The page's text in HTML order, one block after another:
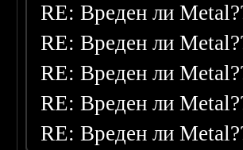
RE: Вреден ли
RE: Вреден ли
RE: Вреден ли
RE: Вреден ли
RE: Вреден ли